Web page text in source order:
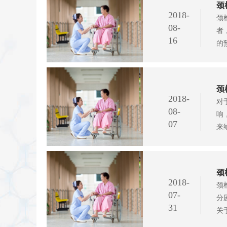
2018-
08-
16
颈
颈
者
的
2018-
08-
07
颈
对
响
来
2018-
07-
31
颈
颈
分
关